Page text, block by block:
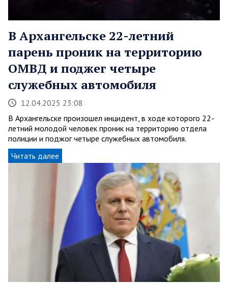
В Архангельске 22-летний
парень проник на территорию
ОМВД и поджег четыре
служебных автомобиля
12.04.2025 23:08
В Архангельске произошел инцидент, в ходе которого 22-
летний молодой человек проник на территорию отдела
полиции и поджог четыре служебных автомобиля.
Читать далее